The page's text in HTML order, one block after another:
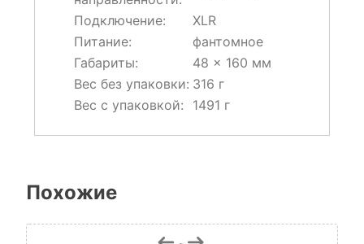
Подключение:
XLR
Питание:
фантомное
Габариты:
48 × 160 мм
Вес без упаковки: 316 г
Вес с упаковкой:
1491 г
Похожие